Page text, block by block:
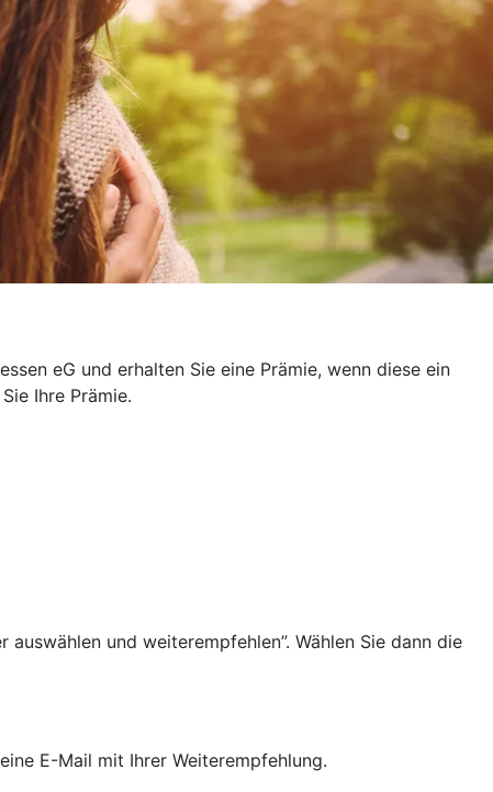
eG und erhalten Sie eine Prämie, wenn diese ein
Ihre Prämie.
und weiterempfehlen”. Wählen Sie dann die
E-Mail mit Ihrer Weiterempfehlung.